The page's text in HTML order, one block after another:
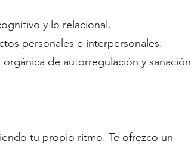
y lo relacional.
personales e interpersonales.
de autorregulación y sanación
tu propio ritmo. Te ofrezco un